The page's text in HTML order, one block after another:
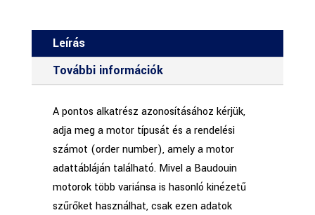
Leírás
További információk
A pontos alkatrész azonosításához kérjük,
adja meg a motor típusát és a rendelési
számot (order number), amely a motor
adattábláján található. Mivel a Baudouin
motorok több variánsa is hasonló kinézetű
szűrőket használhat, csak ezen adatok